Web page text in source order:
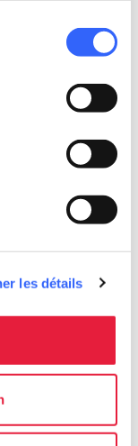
les détails